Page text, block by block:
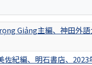
Giảng主編、神田外
紀編、明石書店、2023